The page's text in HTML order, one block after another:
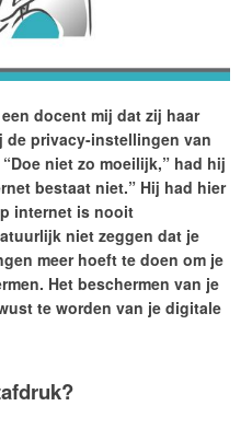
docent mij dat zij haar
de privacy-instellingen van
niet zo moeilijk,” had hij
bestaat niet.” Hij had hier
internet is nooit
niet zeggen dat je
meer hoeft te doen om je
Het beschermen van je
te worden van je digitale